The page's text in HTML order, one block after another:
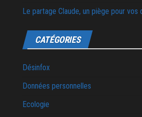
Le partage Claude, un piège pour vos
CATÉGORIES
Désinfox
Données personnelles
Ecologie